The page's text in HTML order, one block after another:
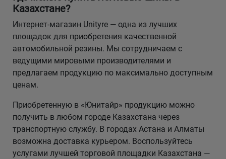
Казахстане?
Интернет-магазин Unityre — одна из лучших
площадок для приобретения качественной
автомобильной резины. Мы сотрудничаем с
ведущими мировыми производителями и
предлагаем продукцию по максимально доступным
ценам.
Приобретенную в «Юнитайр» продукцию можно
получить в любом городе Казахстана через
транспортную службу. В городах Астана и Алматы
возможна доставка курьером. Воспользуйтесь
услугами лучшей торговой площадки Казахстана —